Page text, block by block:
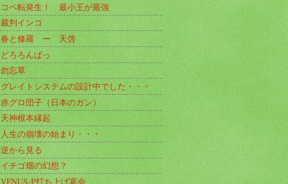
コペ転発生！ 最小王が最強
裁判インコ
春と修羅 ー 天啓
どろろんぱっ
勿忘草
グレイトシステムの設計中でした・・・
赤グロ団子（日本のガン）
天神根本縁起
人生の崩壊の始まり・・・
逆から見る
イチゴ畑の幻想？
VENUS-P打ち上げ宴会